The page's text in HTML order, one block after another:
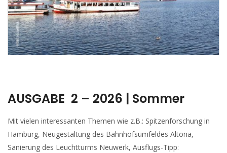
AUSGABE 2 – 2026 | Sommer
Mit vielen interessanten Themen wie z.B.: Spitzenforschung in
Hamburg, Neugestaltung des Bahnhofsumfeldes Altona,
Sanierung des Leuchtturms Neuwerk, Ausflugs-Tipp: